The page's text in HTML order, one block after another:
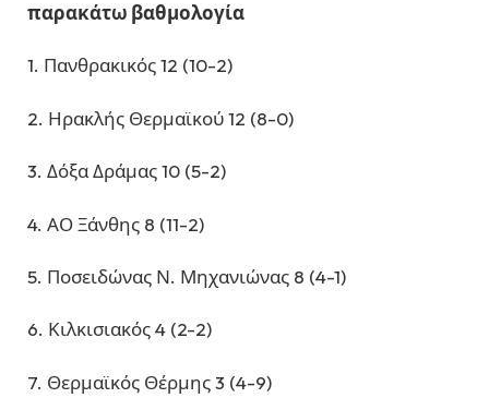
παρακάτω βαθμολογία
1. Πανθρακικός 12 (10-2)
2. Ηρακλής Θερμαϊκού 12 (8-0)
3. Δόξα Δράμας 10 (5-2)
4. ΑΟ Ξάνθης 8 (11-2)
5. Ποσειδώνας Ν. Μηχανιώνας 8 (4-1)
6. Κιλκισιακός 4 (2-2)
7. Θερμαϊκός Θέρμης 3 (4-9)